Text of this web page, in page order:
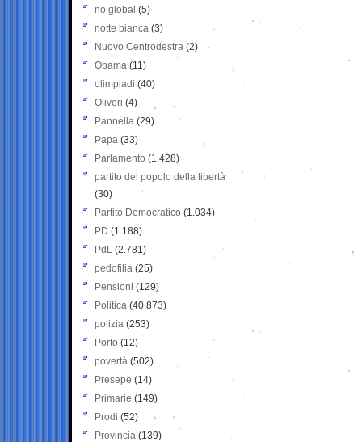
no global (5)
notte bianca (3)
Nuovo Centrodestra (2)
Obama (11)
olimpiadi (40)
Oliveri (4)
Pannella (29)
Papa (33)
Parlamento (1.428)
partito del popolo della libertà
(30)
Partito Democratico (1.034)
PD (1.188)
PdL (2.781)
pedofilia (25)
Pensioni (129)
Politica (40.873)
polizia (253)
Porto (12)
povertà (502)
Presepe (14)
Primarie (149)
Prodi (52)
Provincia (139)